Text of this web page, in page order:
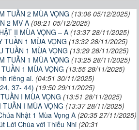
TUẦN 2 MÙA VỌNG (13:06 05/12/2025)
2 MV A (08:21 05/12/2025)
II MÙA VỌNG – A (13:37 28/11/2025)
TUẦN 1 MÙA VỌNG (13:32 28/11/2025)
TUẦN 1 MÙA VỌNG (13:29 28/11/2025)
TUẦN 1 MÙA VỌNG (13:25 28/11/2025)
1 MÙA VỌNG (13:55 28/11/2025)
riêng ai. (04:51 30/11/2025)
37- 44) (19:50 29/11/2025)
I MÙA VỌNG (13:51 28/11/2025)
I MÙA VỌNG (13:37 28/11/2025)
Nhật 1 Mùa Vọng A (20:35 27/11/2025)
Lời Chúa với Thiếu Nhi (20:31